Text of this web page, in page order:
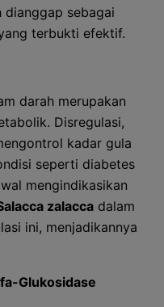
sebagai
terbukti efektif.
darah merupakan
Disregulasi,
kadar gula
seperti diabetes
mengindikasikan
zalacca dalam
ini, menjadikannya
Glukosidase